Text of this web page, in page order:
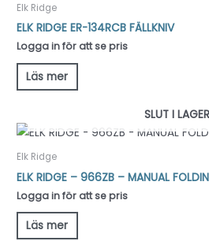
Elk Ridge
ELK RIDGE ER-134RCB FÄLLKNIV
Logga in för att se pris
Läs mer
SLUT I LAGER
Elk Ridge
ELK RIDGE – 966ZB – MANUAL
Logga in för att se pris
Läs mer